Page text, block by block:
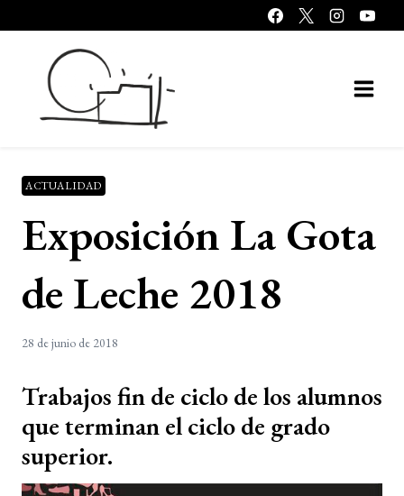
al
contenido
ACTUALIDAD
Exposición La Gota
de Leche 2018
28 de junio de 2018
Trabajos fin de ciclo de los alumnos
que terminan el ciclo de grado
superior.